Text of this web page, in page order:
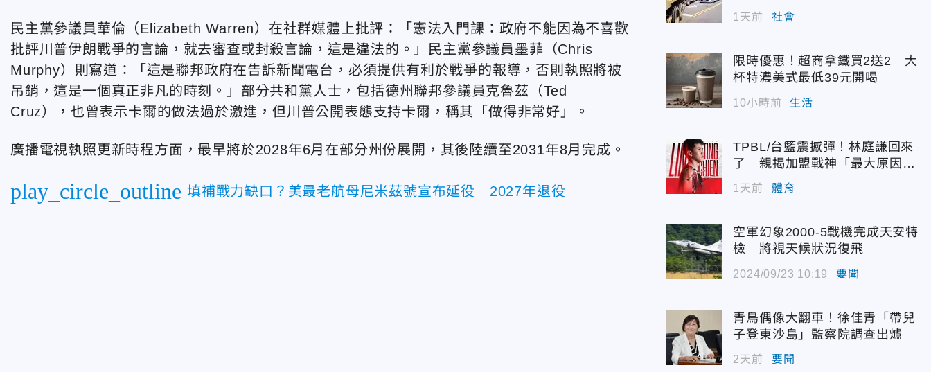
民主黨參議員華倫（Elizabeth Warren）在社群媒體上批評：「憲法入門課：政府不能因為不喜歡
批評川普伊朗戰爭的言論，就去審查或封殺言論，這是違法的。 」民主黨參議員墨菲（Chris
Murphy）則寫道：「這是聯邦政府在告訴新聞電台，必須提供有利於戰爭的報導，否則執照將被
吊銷，這是一個真正非凡的時刻。」部分共和黨人士，包括德州聯邦參議員克魯茲（Ted
Cruz），也曾表示卡爾的做法過於激進，但川普公開表態支持卡爾，稱其「做得非常好」。
廣播電視執照更新時程方面，最早將於2028年6月在部分州份展開，其後陸續至2031年8月完成。
play_circle_outline 填補戰力缺口？美最老航母尼米茲號宣布延役 2027年退役
1天前 社會
限時優惠！超商拿鐵買2送2 大
杯特濃美式最低39元開喝
10小時前 生活
TPBL/台籃震撼彈！林庭謙回來
了 親揭加盟戰神「最大原因」
惹鼻酸
1天前 體育
空軍幻象2000-5戰機完成天安特
檢 將視天候狀況復飛
2024/09/23 10:19 要聞
青鳥偶像大翻車！徐佳青「帶兒
子登東沙島」監察院調查出爐
2天前 要聞